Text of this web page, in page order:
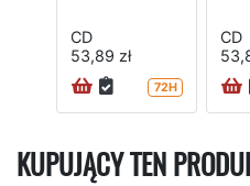
CD
53,89 zł
72H
CD
KUPUJĄCY TEN